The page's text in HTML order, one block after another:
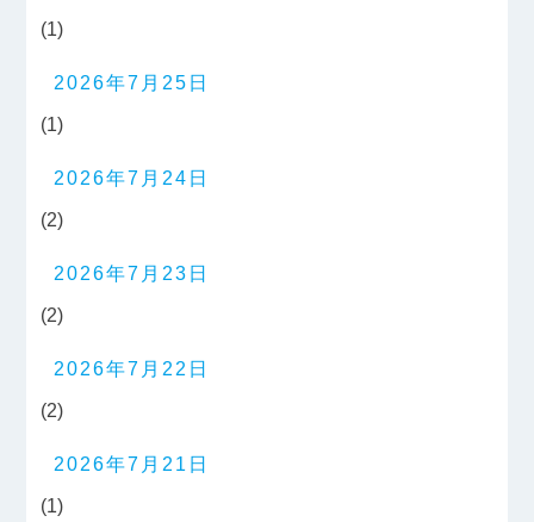
(1)
2026年7月25日
(1)
2026年7月24日
(2)
2026年7月23日
(2)
2026年7月22日
(2)
2026年7月21日
(1)